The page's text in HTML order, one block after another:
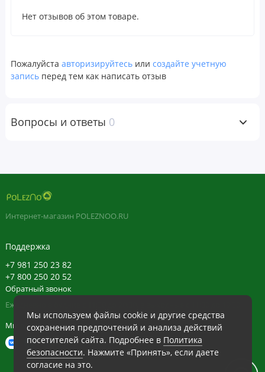
день, запивая 240–300 мл (8–12 унциями) воды или в
Предупреждения
Для здоровых людей старше 18 лет. Перед началом
проконсультироваться с врачом. Хранить в недоступном
Пищевая
ценность
порции:
Порций в
упаковке:120
Количество
в 1 порции
% от
суточной
нормы
Цинк (в виде
Нет отзывов об этом товаре.
Пожалуйста авторизируйтесь или создайте учетную
запись перед тем как написать отзыв
Вопросы и ответы 0
Мы используем файлы cookie и другие средства
сохранения предпочтений и анализа действий
посетителей сайта. Подробнее в Политика
безопасности. Нажмите «Принять», если даете
согласие на это.
Интернет-магазин POLEZNOO.RU
Поддержка
+7 981 250 23 82
+7 800 250 20 52
Обратный звонок
Ежедневно в будние с 11:30 до 20:30, в выходные с 11:30 до 19:30
Мы в сети